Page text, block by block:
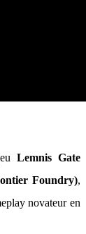
Lemnis Gate
Foundry),
novateur en